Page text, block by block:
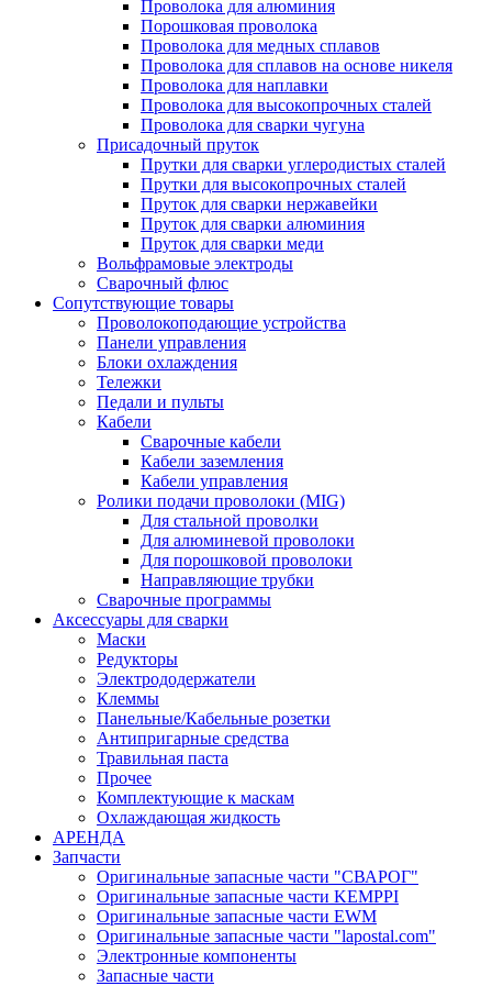
Проволока для алюминия
Порошковая проволока
Проволока для медных сплавов
Проволока для сплавов на основе никеля
Проволока для наплавки
Проволока для высокопрочных сталей
Проволока для сварки чугуна
Присадочный пруток
Прутки для сварки углеродистых сталей
Прутки для высокопрочных сталей
Пруток для сварки нержавейки
Пруток для сварки алюминия
Пруток для сварки меди
Вольфрамовые электроды
Сварочный флюс
Сопутствующие товары
Проволокоподающие устройства
Панели управления
Блоки охлаждения
Тележки
Педали и пульты
Кабели
Сварочные кабели
Кабели заземления
Кабели управления
Ролики подачи проволоки (MIG)
Для стальной проволки
Для алюминевой проволоки
Для порошковой проволоки
Направляющие трубки
Сварочные программы
Аксессуары для сварки
Маски
Редукторы
Электрододержатели
Клеммы
Панельные/Кабельные розетки
Антипригарные средства
Травильная паста
Прочее
Комплектующие к маскам
Охлаждающая жидкость
АРЕНДА
Запчасти
Оригинальные запасные части "СВАРОГ"
Оригинальные запасные части KEMPPI
Оригинальные запасные части EWM
Оригинальные запасные части "lapostal.com"
Электронные компоненты
Запасные части